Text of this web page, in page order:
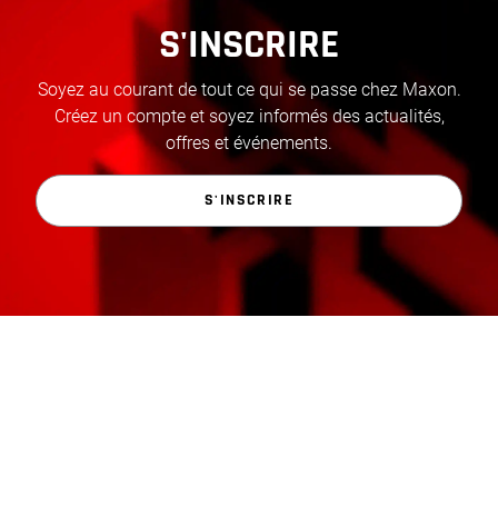
S'INSCRIRE
Soyez au courant de tout ce qui se passe chez Maxon.
Créez un compte et soyez informés des actualités,
offres et événements.
S'INSCRIRE